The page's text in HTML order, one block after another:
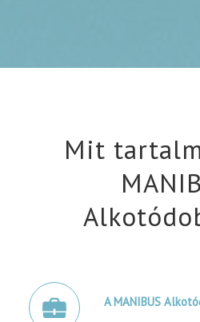
Mit
A MANIBUS